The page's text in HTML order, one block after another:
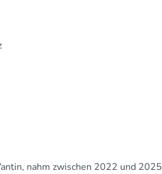
nahm zwischen 2022 und 2025